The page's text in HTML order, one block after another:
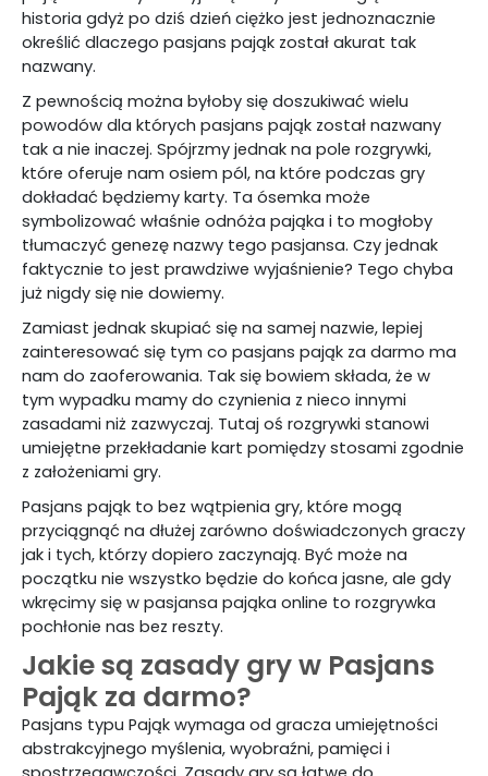
historia gdyż po dziś dzień ciężko jest jednoznacznie
określić dlaczego pasjans pająk został akurat tak
nazwany.
Z pewnością można byłoby się doszukiwać wielu
powodów dla których pasjans pająk został nazwany
tak a nie inaczej. Spójrzmy jednak na pole rozgrywki,
które oferuje nam osiem pól, na które podczas gry
dokładać będziemy karty. Ta ósemka może
symbolizować właśnie odnóża pająka i to mogłoby
tłumaczyć genezę nazwy tego pasjansa. Czy jednak
faktycznie to jest prawdziwe wyjaśnienie? Tego chyba
już nigdy się nie dowiemy.
Zamiast jednak skupiać się na samej nazwie, lepiej
zainteresować się tym co pasjans pająk za darmo ma
nam do zaoferowania. Tak się bowiem składa, że w
tym wypadku mamy do czynienia z nieco innymi
zasadami niż zazwyczaj. Tutaj oś rozgrywki stanowi
umiejętne przekładanie kart pomiędzy stosami zgodnie
z założeniami gry.
Pasjans pająk to bez wątpienia gry, które mogą
przyciągnąć na dłużej zarówno doświadczonych graczy
jak i tych, którzy dopiero zaczynają. Być może na
początku nie wszystko będzie do końca jasne, ale gdy
wkręcimy się w pasjansa pająka online to rozgrywka
pochłonie nas bez reszty.
Jakie są zasady gry w Pasjans
Pająk za darmo?
Pasjans typu Pająk wymaga od gracza umiejętności
abstrakcyjnego myślenia, wyobraźni, pamięci i